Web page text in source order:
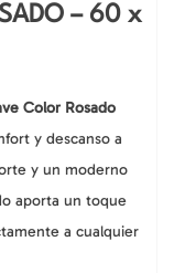
– 60 x
Color Rosado
y descanso a
y un moderno
aporta un toque
a cualquier